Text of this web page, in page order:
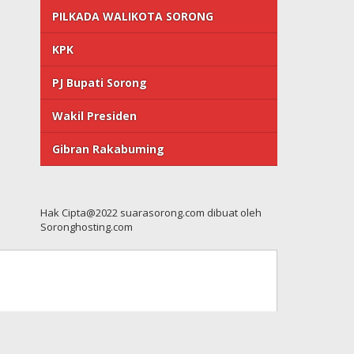
PILKADA WALIKOTA SORONG
KPK
PJ Bupati Sorong
Wakil Presiden
Gibran Rakabuming
Hak Cipta@2022 suarasorong.com dibuat oleh
Soronghosting.com